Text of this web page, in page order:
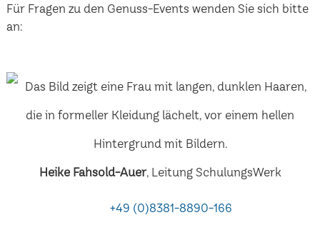
Für Fragen zu den Genuss-Events wenden Sie sich bitte
an:
Heike Fahsold-Auer, Leitung SchulungsWerk
+49 (0)8381-8890-166